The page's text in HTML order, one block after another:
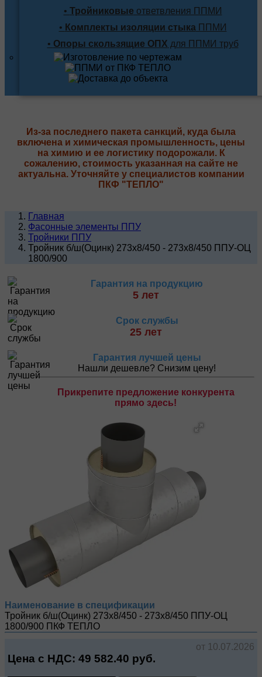
• Тройниковые ответвления ППМИ
• Комплекты изоляции стыкаППМИ
• Опоры скользящие ОПХ для ППМИ труб
Из-за последнего пакета санкций, куда была
включена и химическая промышленность, цены
на химию и ее логистику подорожали. К
сожалению, стоимость указанная на сайте не
актуальна. Уточняйте у специалистов компании
ПКФ "ТЕПЛО"
Главная
Фасонные элементы ППУ
Тройники ППУ
Тройник б/ш(Оцинк) 273х8/450 - 273х8/450 ППУ-ОЦ
1800/900
Гарантия на продукцию
5 лет
Срок службы
25 лет
Гарантия лучшей цены
Нашли дешевле? Снизим цену!
Прикрепите предложение конкурента
прямо здесь!
Наименование в спецификации
Тройник б/ш(Оцинк) 273х8/450 - 273х8/450 ППУ-ОЦ
1800/900 ПКФ ТЕПЛО
от 10.07.2026
Цена с НДС: 49 582.40 руб.